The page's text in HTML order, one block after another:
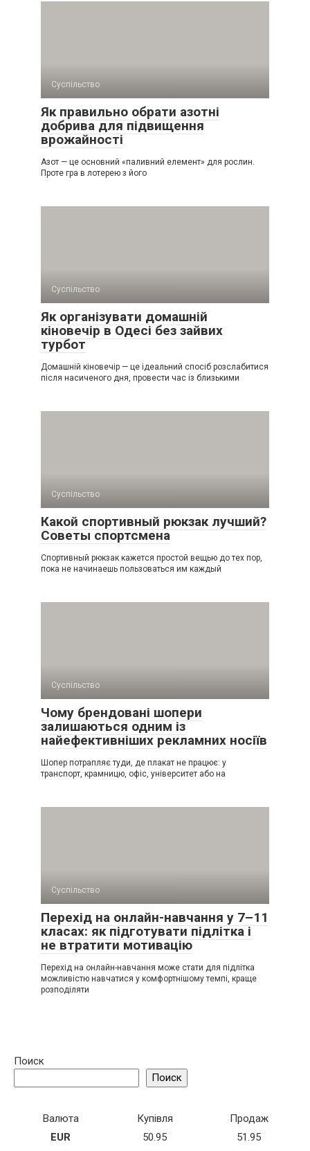
Суспільство
Як правильно обрати азотні
добрива для підвищення
врожайності
Азот — це основний «паливний елемент» для рослин.
Проте гра в лотерею з його
Суспільство
Як організувати домашній
кіновечір в Одесі без зайвих
турбот
Домашній кіновечір — це ідеальний спосіб розслабитися
після насиченого дня, провести час із близькими
Суспільство
Какой спортивный рюкзак лучший?
Советы спортсмена
Спортивный рюкзак кажется простой вещью до тех пор,
пока не начинаешь пользоваться им каждый
Суспільство
Чому брендовані шопери
залишаються одним із
найефективніших рекламних носіїв
Шопер потрапляє туди, де плакат не працює: у
транспорт, крамницю, офіс, університет або на
Суспільство
Перехід на онлайн-навчання у 7–11
класах: як підготувати підлітка і
не втратити мотивацію
Перехід на онлайн-навчання може стати для підлітка
можливістю навчатися у комфортнішому темпі, краще
розподіляти
Поиск
Поиск
Валюта Купівля
Продаж
EUR
50.95
51.95